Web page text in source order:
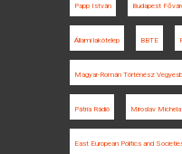
Papp István Budapest
Állami lakótelep BBTE
Magyar-Román Történész
Pátria Rádió Miroslav Michela
East European Politics and